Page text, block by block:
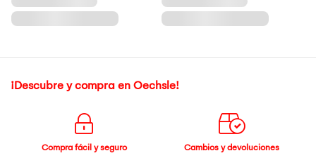
¡Descubre y compra en Oechsle!
Compra fácil y seguro
Cambios y devoluciones